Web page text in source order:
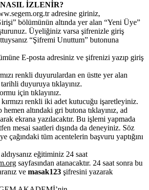
İZLENİR?
adresine giriniz,
bölümünün altında yer alan “Yeni Üye”
Üyeliğiniz varsa şifrenizle giriş
“Şifremi Unuttum” butonuna
E-posta adresiniz ve şifrenizi yazıp giriş
renkli duyurulardan en üstte yer alan
duyuruya tıklayınız.
için tıklayınız.
renkli iki adet kutucuğu işaretleyiniz.
altındaki gri butona tıklayınız, ad
ekrana yazılacaktır. Bu işlemi yapmada
mesai saatleri dışında da deneyiniz. Söz
çağındaki tüm acentelerin başvuru yaptığını
eğitiminiz 24 saat
sayfasından atanacaktır. 24 saat sonra bu
ve masak123 şifresini yazarak